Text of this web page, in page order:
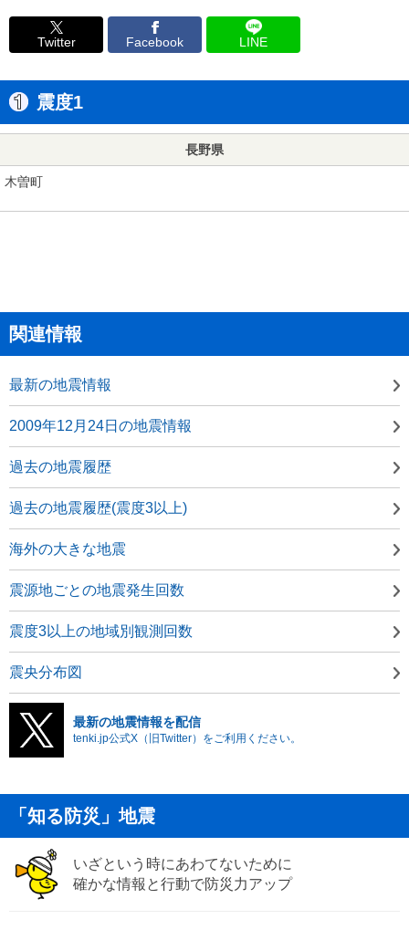
Twitter Facebook LINE
震度1
長野県
木曽町
関連情報
最新の地震情報
2009年12月24日の地震情報
過去の地震履歴
過去の地震履歴(震度3以上)
海外の大きな地震
震源地ごとの地震発生回数
震度3以上の地域別観測回数
震央分布図
最新の地震情報を配信
tenki.jp公式X（旧Twitter）をご利用ください。
「知る防災」地震
いざという時にあわてないために
確かな情報と行動で防災力アップ